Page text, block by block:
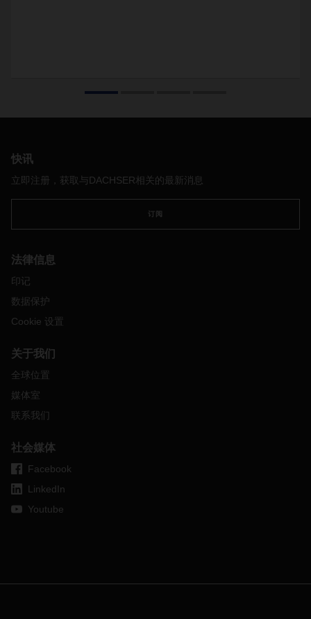
快讯
立即注册，获取与DACHSER相关的最新消息
订阅
法律信息
印记
数据保护
Cookie 设置
关于我们
全球位置
媒体室
联系我们
社会媒体
Facebook
LinkedIn
Youtube